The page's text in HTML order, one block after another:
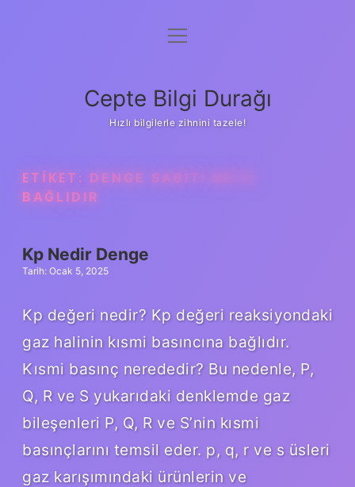
Anasayfa
Yasal Uyarı
menüyü
Cepte Bilgi Durağı
Hızlı bilgilerle zihnini tazele!
ETIKET: DENGE SABITI NEYE
BAĞLIDIR
Kp Nedir Denge
Tarih: Ocak 5, 2025
Kp değeri nedir? Kp değeri reaksiyondaki
gaz halinin kısmi basıncına bağlıdır.
Kısmi basınç nerededir? Bu nedenle, P,
Q, R ve S yukarıdaki denklemde gaz
bileşenleri P, Q, R ve S’nin kısmi
basınçlarını temsil eder. p, q, r ve s üsleri
gaz karışımındaki ürünlerin ve